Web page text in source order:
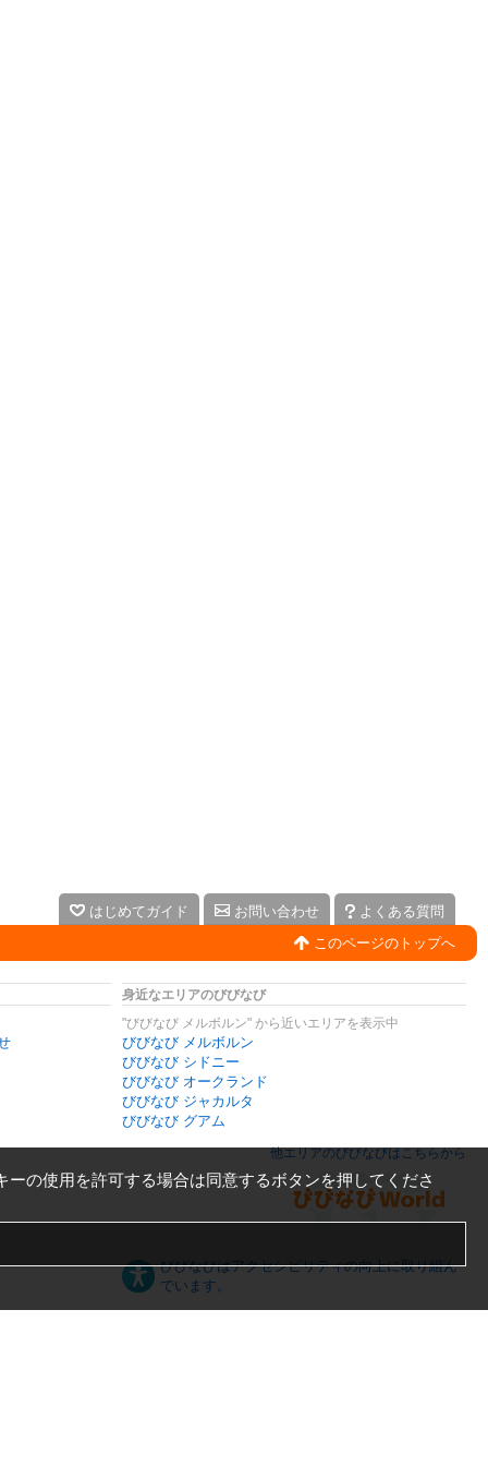
はじめてガイド お問い合わせ
よくある質問
このページのトップへ
身近なエリアのびびなび
"びびなび メルボルン" から近いエリアを表示中
びびなび メルボルン
びびなび シドニー
びびなび オークランド
びびなび ジャカルタ
びびなび グアム
他エリアのびびなびはこちらから
びびなびはアクセシビリティの向上に取り組ん
でいます。
ーの使用を許可する場合は同意するボタンを押してくださ